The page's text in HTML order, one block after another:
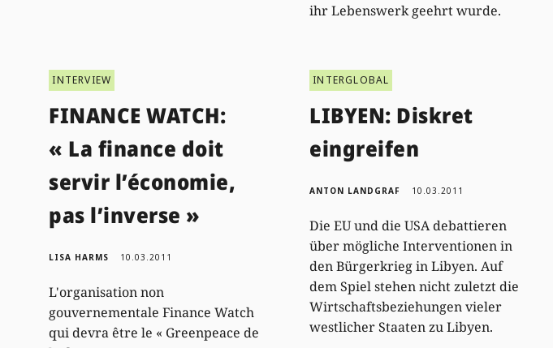
ihr Lebenswerk geehrt wurde.
INTERVIEW
FINANCE WATCH:
« La finance doit
servir l’économie,
pas l’inverse »
LISA HARMS 10.03.2011
L'organisation non
gouvernementale Finance Watch
qui devra être le « Greenpeace de
INTERGLOBAL
LIBYEN: Diskret
eingreifen
ANTON LANDGRAF 10.03.2011
Die EU und die USA debattieren
über mögliche Interventionen in
den Bürgerkrieg in Libyen. Auf
dem Spiel stehen nicht zuletzt die
Wirtschaftsbeziehungen vieler
westlicher Staaten zu Libyen.